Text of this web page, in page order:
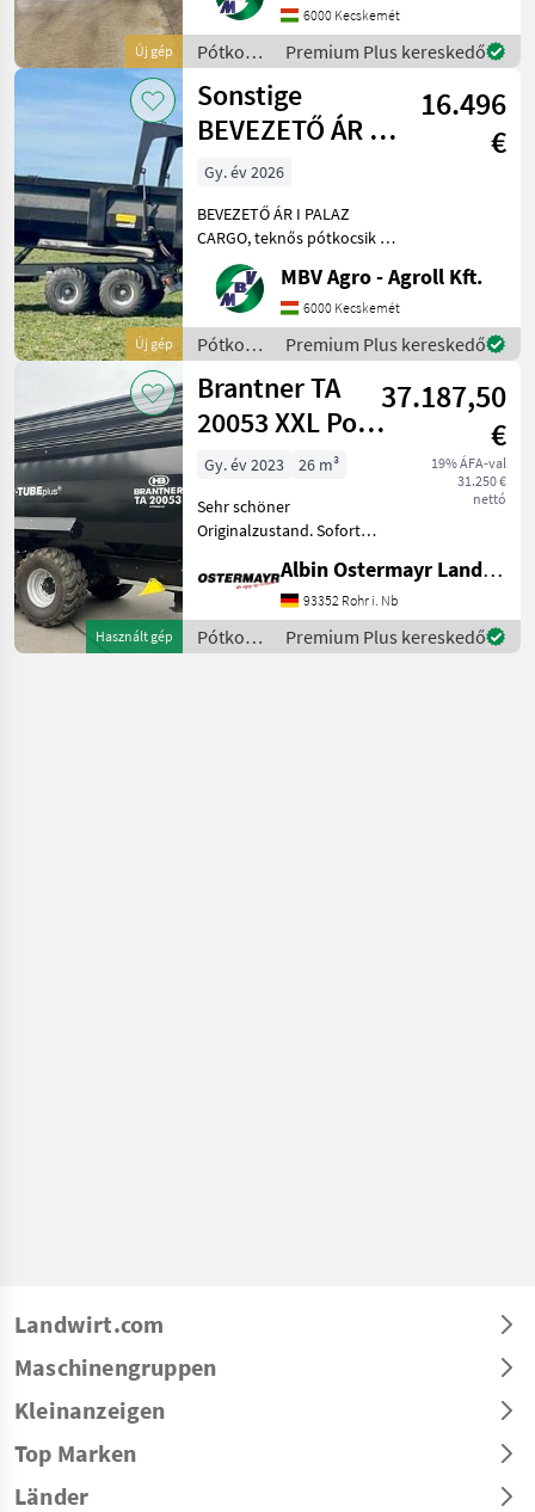
Új gép
közvetlenül az importőrtől,
a régió legnagyobb PALAZ
kereskedőitől. Az
6000 Kecskemét
Pótkocsik
/
Sonstige
Premium Plus kereskedő
Új gép
Sonstige
BEVEZETŐ ÁR I
PALAZ CARGO,
teknős
pótkocsik I 1
16.496
€
Gy. év 2026
BEVEZETŐ ÁR I PALAZ
CARGO, teknős pótkocsik I
12-18T I 2 tengely Ha PALAZ
akkor kizárólag az MBV
AGRO! Vásároljon
közvetlenül az importőrtől,
a régió legnagyobb PA
MBV Agro - Agroll Kft.
6000 Kecskemét
Pótkocsik
/
Sonstige
Premium Plus kereskedő
Használt gép
Brantner TA
20053 XXL Power
Push+
37.187,50
€
19% ÁFA-val
31.250 €
nettó
Gy. év 2023
26 m³
Sehr schöner
Originalzustand. Sofort
Betriebsumstellung. -
Aufsatzdreicke 300mm
vorne und hinten, mech.
AHK, Aufsatzwände 600mm
Albin Ostermayr Landmaschinenhandel e.K.
93352 Rohr i. Nb
Pótkocsik
/
Premium Plus kereskedő
Landwirt.com
Maschinengruppen
Kleinanzeigen
Top Marken
Länder